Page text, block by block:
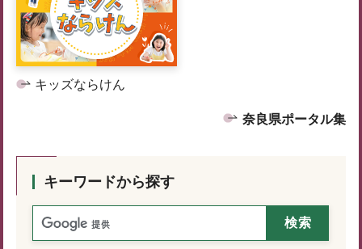
キッズならけん
奈良県ポータル集
キーワードから探す